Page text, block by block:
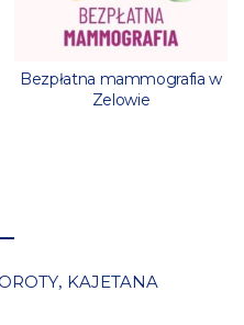
Bezpłatna mammografia w
Zelowie
, KAJETANA